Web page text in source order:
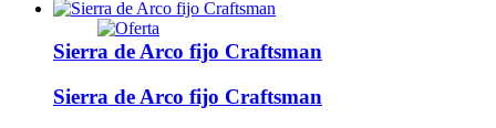
Sierra de Arco fijo Craftsman
Sierra de Arco fijo Craftsman